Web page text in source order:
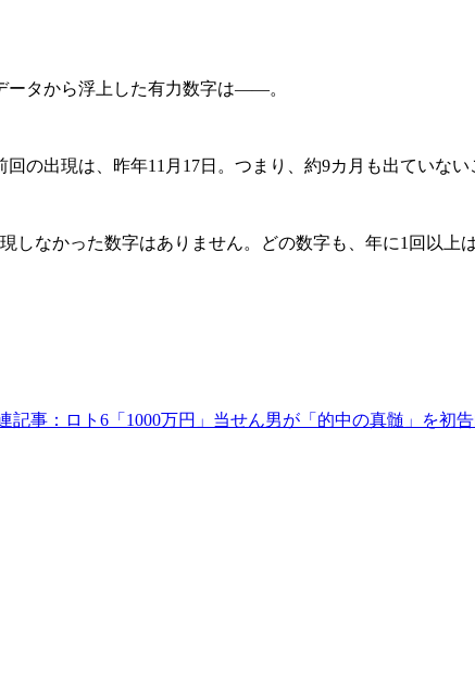
ータから浮上した有力数字は――。
の出現は、昨年11月17日。つまり、約9カ月も出ていない
なかった数字はありません。どの数字も、年に1回以上
連記事：ロト6「1000万円」当せん男が「的中の真髄」を初告